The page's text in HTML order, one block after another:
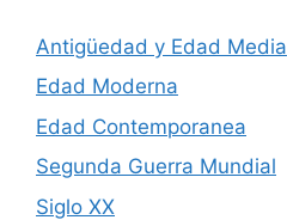
Antigüedad y Edad Media
Edad Moderna
Edad Contemporanea
Segunda Guerra Mundial
Siglo XX